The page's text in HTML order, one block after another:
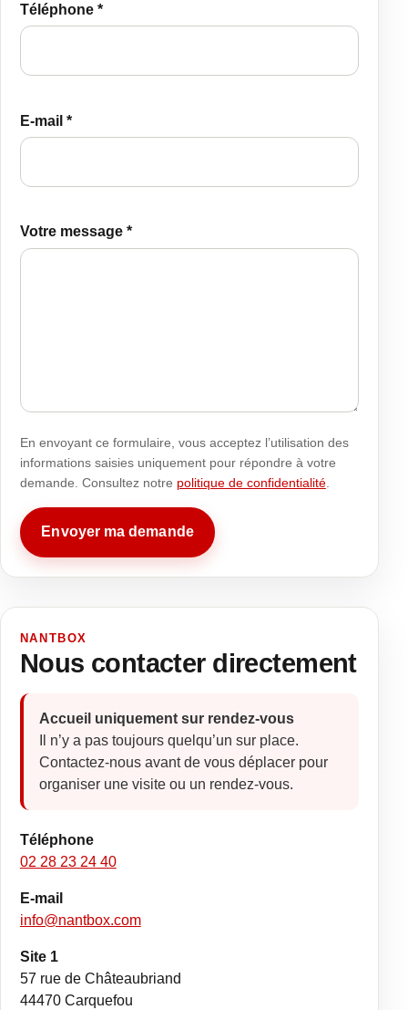
Téléphone *
E-mail *
Votre message *
En envoyant ce formulaire, vous acceptez l’utilisation des
informations saisies uniquement pour répondre à votre
demande. Consultez notre politique de confidentialité.
Envoyer ma demande
NANTBOX
Nous contacter directement
Accueil uniquement sur rendez-vous
Il n’y a pas toujours quelqu’un sur place.
Contactez-nous avant de vous déplacer pour
organiser une visite ou un rendez-vous.
Téléphone
02 28 23 24 40
E-mail
info@nantbox.com
Site 1
57 rue de Châteaubriand
44470 Carquefou